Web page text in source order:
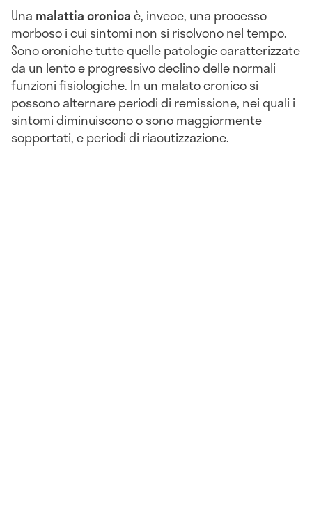
Una malattia cronicaè, invece, una processo
morboso i cui sintomi non si risolvono nel tempo.
Sono croniche tutte quelle patologie caratterizzate
da un lento e progressivo declino delle normali
funzioni fisiologiche. In un malato cronico si
possono alternare periodi di remissione, nei quali i
sintomi diminuiscono o sono maggiormente
sopportati, e periodi di riacutizzazione.